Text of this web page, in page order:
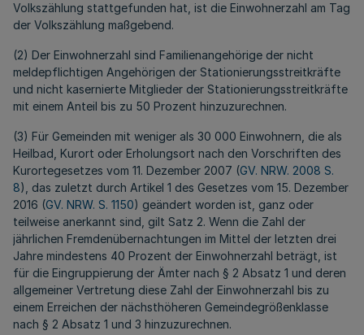
Volkszählung stattgefunden hat, ist die Einwohnerzahl am Tag
der Volkszählung maßgebend.
(2) Der Einwohnerzahl sind Familienangehörige der nicht
meldepflichtigen Angehörigen der Stationierungsstreitkräfte
und nicht kasernierte Mitglieder der Stationierungsstreitkräfte
mit einem Anteil bis zu 50 Prozent hinzuzurechnen.
(3) Für Gemeinden mit weniger als 30 000 Einwohnern, die als
Heilbad, Kurort oder Erholungsort nach den Vorschriften des
Kurortegesetzes vom 11. Dezember 2007 (GV. NRW. 2008 S.
8), das zuletzt durch Artikel 1 des Gesetzes vom 15. Dezember
2016 (GV. NRW. S. 1150) geändert worden ist, ganz oder
teilweise anerkannt sind, gilt Satz 2. Wenn die Zahl der
jährlichen Fremdenübernachtungen im Mittel der letzten drei
Jahre mindestens 40 Prozent der Einwohnerzahl beträgt, ist
für die Eingruppierung der Ämter nach § 2 Absatz 1 und deren
allgemeiner Vertretung diese Zahl der Einwohnerzahl bis zu
einem Erreichen der nächsthöheren Gemeindegrößenklasse
nach § 2 Absatz 1 und 3 hinzuzurechnen.